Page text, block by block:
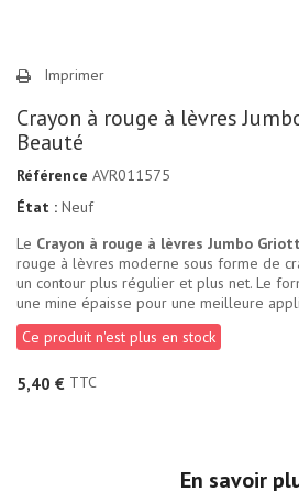
Imprimer
Crayon à rouge à lèvres
Beauté
Référence AVR011575
État : Neuf
Le Crayon à rouge à lèvres Jumbo
rouge à lèvres moderne sous forme de
un contour plus régulier et plus net. Le
une mine épaisse pour une meilleure
Ce produit n'est plus en stock
5,40 € TTC
En savoir